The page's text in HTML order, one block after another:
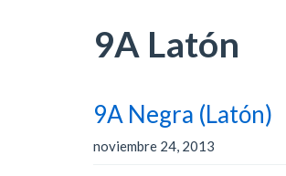
9A Latón
9A Negra (Latón)
noviembre 24, 2013